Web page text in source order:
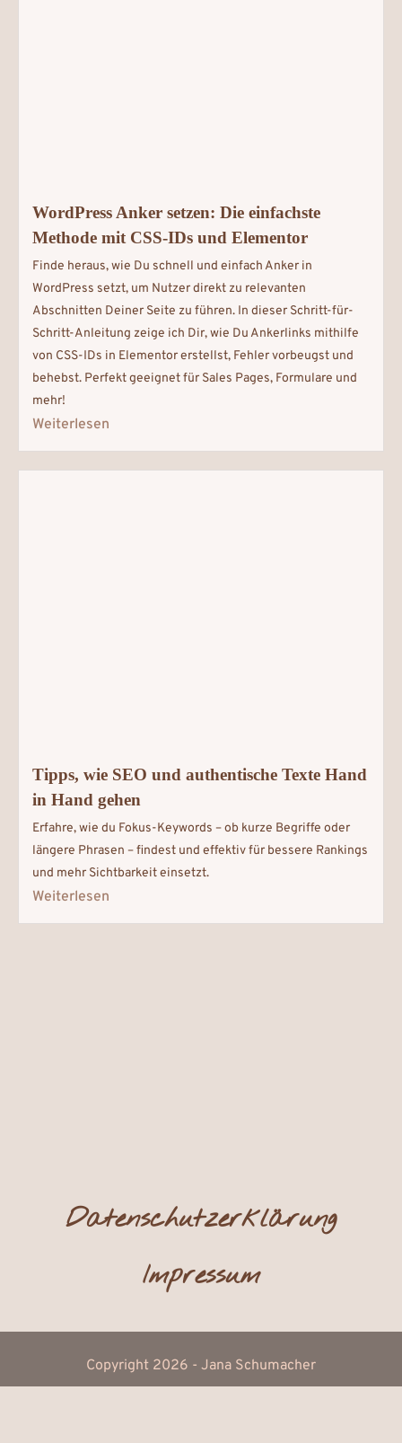
WordPress Anker setzen: Die einfachste
Methode mit CSS-IDs und Elementor
Finde heraus, wie Du schnell und einfach Anker in
WordPress setzt, um Nutzer direkt zu relevanten
Abschnitten Deiner Seite zu führen. In dieser Schritt-für-
Schritt-Anleitung zeige ich Dir, wie Du Ankerlinks mithilfe
von CSS-IDs in Elementor erstellst, Fehler vorbeugst und
behebst. Perfekt geeignet für Sales Pages, Formulare und
mehr!
Weiterlesen
Tipps, wie SEO und authentische Texte Hand
in Hand gehen
Erfahre, wie du Fokus-Keywords – ob kurze Begriffe oder
längere Phrasen – findest und effektiv für bessere Rankings
und mehr Sichtbarkeit einsetzt.
Weiterlesen
Datenschutzerklär­ung
Impressum
Copyright 2026 - Jana Schumacher